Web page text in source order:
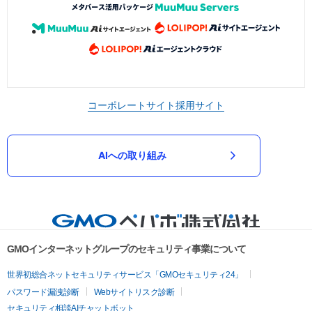
コーポレートサイト採用サイト
AIへの取り組み
GMOインターネットグループのセキュリティ事業について
世界初総合ネットセキュリティサービス「GMOセキュリティ24」
パスワード漏洩診断
Webサイトリスク診断
セキュリティ相談AIチャットボット